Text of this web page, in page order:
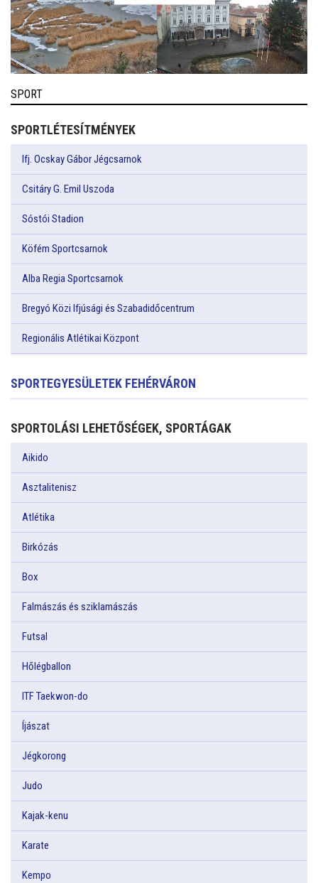
SPORT
SPORTLÉTESÍTMÉNYEK
Ifj. Ocskay Gábor Jégcsarnok
Csitáry G. Emil Uszoda
Sóstói Stadion
Köfém Sportcsarnok
Alba Regia Sportcsarnok
Bregyó Közi Ifjúsági és Szabadidőcentrum
Regionális Atlétikai Központ
SPORTEGYESÜLETEK FEHÉRVÁRON
SPORTOLÁSI LEHETŐSÉGEK, SPORTÁGAK
Aikido
Asztalitenisz
Atlétika
Birkózás
Box
Falmászás és sziklamászás
Futsal
Hőlégballon
ITF Taekwon-do
Íjászat
Jégkorong
Judo
Kajak-kenu
Karate
Kempo